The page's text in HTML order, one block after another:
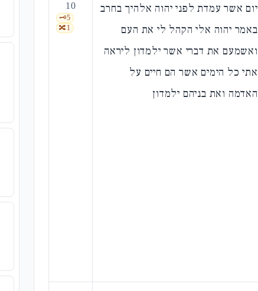
10
🗝️5
🔀1
יום אשר עמדת לפני יהוה אלהיך בחרב
באמר יהוה אלי הקהל לי את העם
ואשמעם את דברי אשר ילמדון ליראה
אתי כל הימים אשר הם חיים על
האדמה ואת בניהם ילמדון